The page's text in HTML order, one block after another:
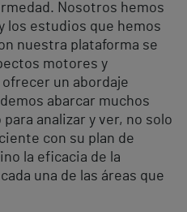
Nosotros hemos
los estudios que hemos
nuestra plataforma se
motores y
un abordaje
abarcar muchos
analizar y ver, no solo
con su plan de
la eficacia de la
una de las áreas que